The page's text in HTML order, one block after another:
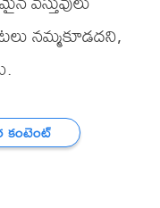
నమ్మకూడదని,
కంటెంట్